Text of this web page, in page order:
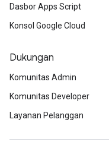
Dasbor Apps Script
Konsol Google Cloud
Dukungan
Komunitas Admin
Komunitas Developer
Layanan Pelanggan